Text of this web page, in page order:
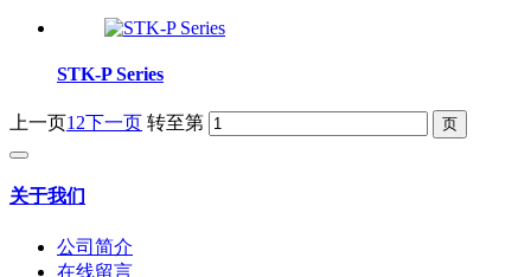
STK-P Series
上一页1 2下一页 转至第
关于我们
公司简介
在线留言